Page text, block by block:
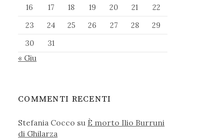
16
17 18 19 20 21
22
23
24 25 26 27 28
29
30
31
« Giu
COMMENTI RECENTI
Stefania Cocco su È morto Ilio Burruni
di Ghilarza